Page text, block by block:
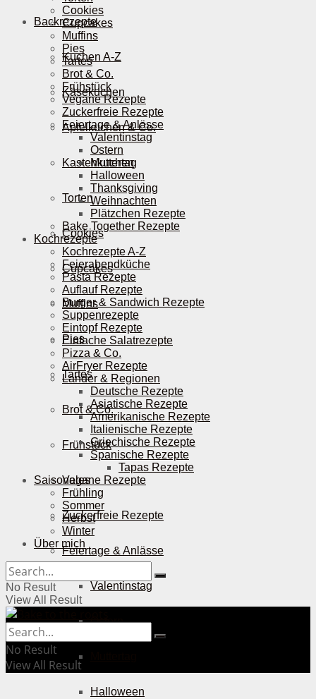
Backrezepte
Kuchen A-Z
Käsekuchen
Apfelkuchen & Co.
Kastenkuchen
Torten
Cookies
Cupcakes
Muffins
Pies
Tartes
Brot & Co.
Frühstück
Vegane Rezepte
Zuckerfreie Rezepte
Feiertage & Anlässe
Valentinstag
Ostern
Halloween
Cookies
Cupcakes
Muffins
Pies
Tartes
Brot & Co.
Frühstück
Vegane Rezepte
Zuckerfreie Rezepte
Feiertage & Anlässe
Valentinstag
Ostern
Muttertag
Halloween
Thanksgiving
Weihnachten
Plätzchen Rezepte
Bake Together Rezepte
Kochrezepte
Kochrezepte A-Z
Feierabendküche
Pasta Rezepte
Auflauf Rezepte
Burger & Sandwich Rezepte
Suppenrezepte
Eintopf Rezepte
Einfache Salatrezepte
Pizza & Co.
AirFryer Rezepte
Länder & Regionen
Deutsche Rezepte
Asiatische Rezepte
Amerikanische Rezepte
Italienische Rezepte
Griechische Rezepte
Spanische Rezepte
Tapas Rezepte
Saisonales
Frühling
Sommer
Herbst
Winter
Über mich
No Result
View All Result
No Result
View All Result